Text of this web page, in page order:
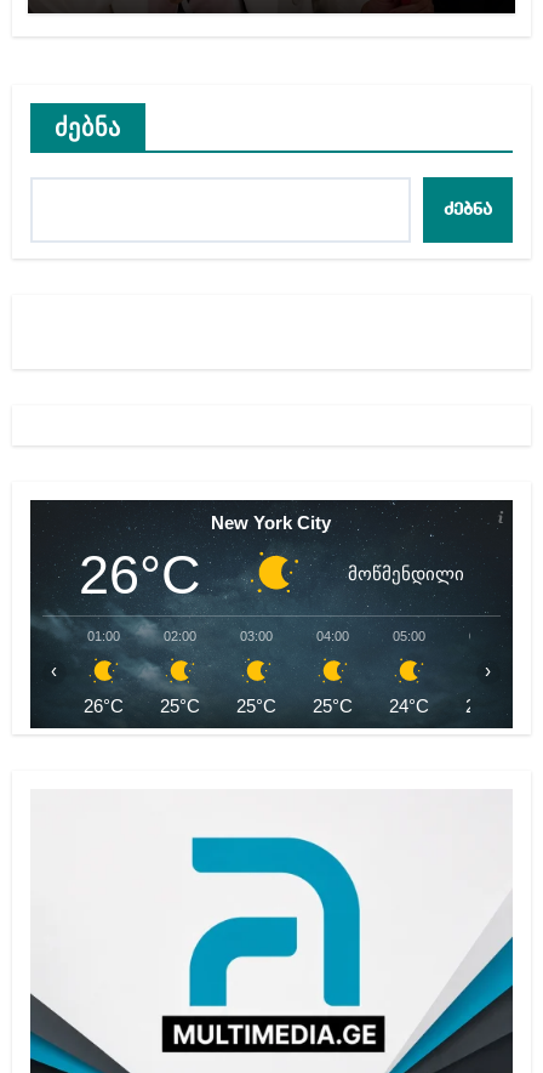
ძებნა
ძებნა
New York City
26°C მოწმენდილი
01:00
26°C
02:00
25°C
03:00
25°C
04:00
25°C
05:00
24°C
06:00
24°C
‹ ›